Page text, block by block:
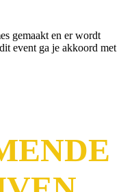
gemaakt en er wordt
event ga je akkoord met